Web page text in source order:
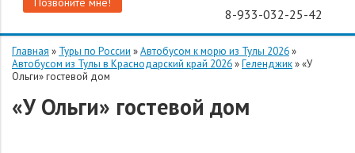
8-933-032-25-42
Главная » Туры по России »Автобусом к морю из Тулы 2026»
Автобусом из Тулы в Краснодарский край 2026»Геленджик»«У
Ольги» гостевой дом
«У Ольги» гостевой дом